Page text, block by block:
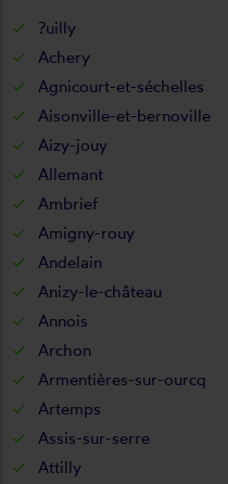
?uilly
Achery
Agnicourt-et-séchelles
Aisonville-et-bernoville
Aizy-jouy
Allemant
Ambrief
Amigny-rouy
Andelain
Anizy-le-château
Annois
Archon
Armentières-sur-ourcq
Artemps
Assis-sur-serre
Attilly